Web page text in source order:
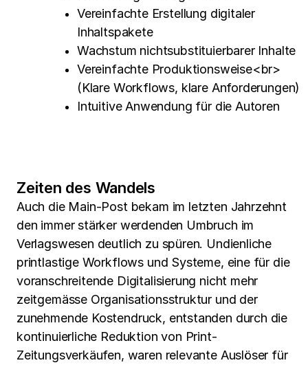
Vereinfachte Erstellung digitaler
Inhaltspakete
Wachstum nichtsubstituierbarer Inhalte
Vereinfachte Produktionsweise<br>
(Klare Workflows, klare Anforderungen)
Intuitive Anwendung für die Autoren
Zeiten des Wandels
Auch die Main-Post bekam im letzten Jahrzehnt
den immer stärker werdenden Umbruch im
Verlagswesen deutlich zu spüren. Undienliche
printlastige Workflows und Systeme, eine für die
voranschreitende Digitalisierung nicht mehr
zeitgemässe Organisationsstruktur und der
zunehmende Kostendruck, entstanden durch die
kontinuierliche Reduktion von Print-
Zeitungsverkäufen, waren relevante Auslöser für